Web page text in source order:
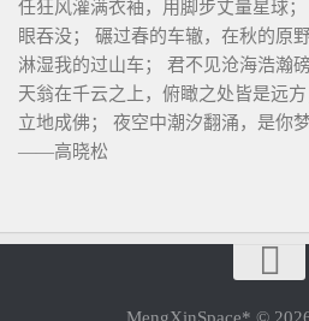
任狂风灌满衣袖，用脚步丈量星球
眼吞没； 碾过春的车辙，在秋的原
淋湿我的过山车； 君不见沧海浩瀚
天翁在千云之上，俯瞰之处皆是远
立地成佛； 夜空中潮汐翻涌，是你梦
——高晓松